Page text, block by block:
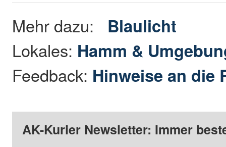
Mehr dazu: Blaulicht
Lokales: Hamm &
Feedback: Hinweise an die
AK-Kurier Newsletter: Immer